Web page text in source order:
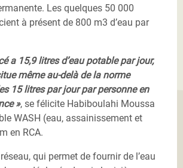
Les quelques 50 000
à présent de 800 m3 d’eau par
a 15,9 litres d’eau potable par jour,
même au-delà de la norme
15 litres par jour par personne en
», se félicite Habiboulahi Moussa
WASH (eau, assainissement et
en RCA.
qui permet de fournir de l’eau